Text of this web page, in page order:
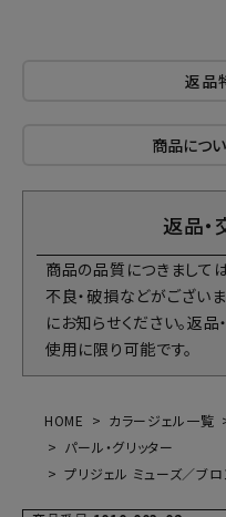
返品
商品につ
返品・
商品の品質につきまして
不良・破損などがござい
にお知らせください。返品
使用に限り可能です。
HOME カラージェル一覧
パール・グリッター
プリジェル ミューズ／ブロ